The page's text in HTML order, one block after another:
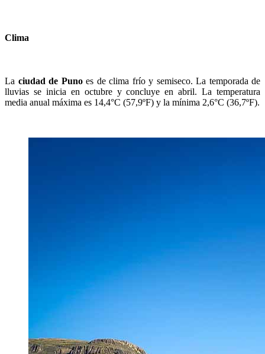
Clima
La ciudad de Punoes de clima frío y semiseco. La temporada de
lluvias se inicia en octubre y concluye en abril. La temperatura
media anual máxima es 14,4°C (57,9ºF) y la mínima 2,6°C (36,7ºF).